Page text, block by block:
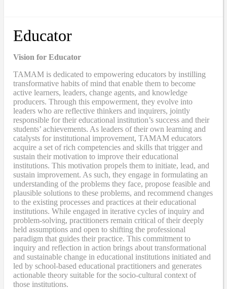
Educator
Vision for Educator
TAMAM is dedicated to empowering educators by instilling
transformative habits of mind that enable them to become
active learners, leaders, change agents, and knowledge
producers. Through this empowerment, they evolve into
leaders who are reflective thinkers and inquirers, jointly
responsible for their educational institution’s success and their
students’ achievements. As leaders of their own learning and
catalysts for institutional improvement, TAMAM educators
acquire a set of rich competencies and skills that trigger and
sustain their motivation to improve their educational
institutions. This motivation propels them to initiate, lead, and
sustain improvement. As such, they engage in formulating an
understanding of the problems they face, propose feasible and
plausible solutions to these problems, and recommend changes
to the existing processes and practices at their educational
institutions. While engaged in iterative cycles of inquiry and
problem-solving, practitioners remain critical of their deeply
held assumptions and open to shifting the professional
paradigm that guides their practice. This commitment to
inquiry and reflection in action brings about transformational
and sustainable change in educational institutions initiated and
led by school-based educational practitioners and generates
actionable theory suitable for the socio-cultural context of
those institutions.